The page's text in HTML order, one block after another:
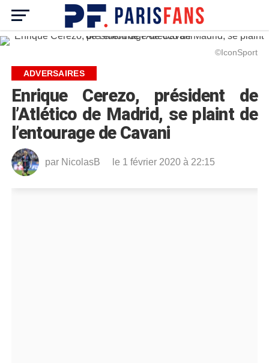
©IconSport
ADVERSAIRES
Enrique Cerezo, président de
l’Atlético de Madrid, se plaint de
l’entourage de Cavani
par NicolasB le 1 février 2020 à 22:15